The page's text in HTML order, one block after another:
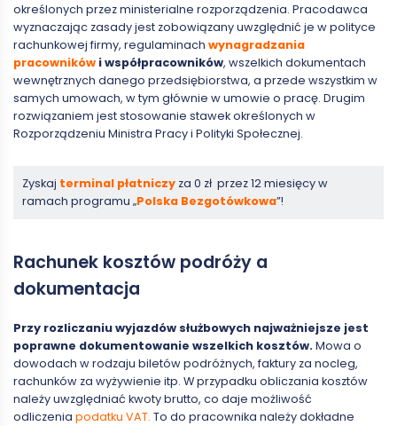
określonych przez ministerialne rozporządzenia. Pracodawca
wyznaczając zasady jest zobowiązany uwzględnić je w polityce
rachunkowej firmy, regulaminach wynagradzania
pracowników i współpracowników, wszelkich dokumentach
wewnętrznych danego przedsiębiorstwa, a przede wszystkim w
samych umowach, w tym głównie w umowie o pracę. Drugim
rozwiązaniem jest stosowanie stawek określonych w
Rozporządzeniu Ministra Pracy i Polityki Społecznej.
Zyskaj terminal płatniczy za 0 zł przez 12 miesięcy w
ramach programu „Polska Bezgotówkowa”!
Rachunek kosztów podróży a
dokumentacja
Przy rozliczaniu wyjazdów służbowych najważniejsze jest
poprawne dokumentowanie wszelkich kosztów.Mowa o
dowodach w rodzaju biletów podróżnych, faktury za nocleg,
rachunków za wyżywienie itp. W przypadku obliczania kosztów
należy uwzględniać kwoty brutto, co daje możliwość
odliczenia podatku VAT. To do pracownika należy dokładne